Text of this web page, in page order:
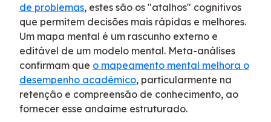
de problemas, estes são os "atalhos" cognitivos
que permitem decisões mais rápidas e melhores.
Um mapa mental é um rascunho externo e
editável de um modelo mental. Meta-análises
confirmam que o mapeamento mental melhora o
desempenho acadêmico, particularmente na
retenção e compreensão de conhecimento, ao
fornecer esse andaime estruturado.